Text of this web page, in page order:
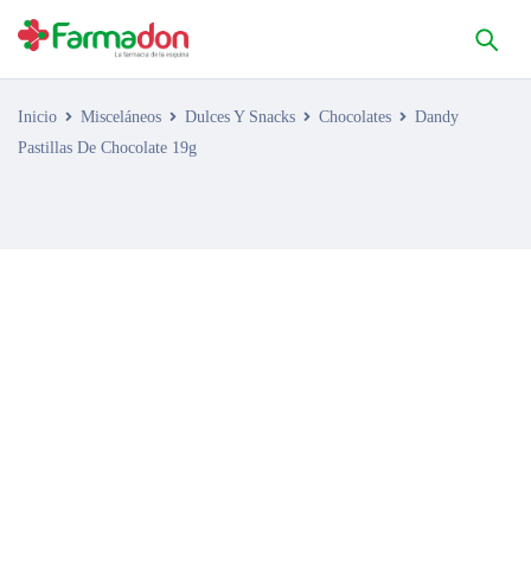
Inicio Misceláneos Dulces Y Snacks Chocolates
Dandy
Pastillas De Chocolate 19g